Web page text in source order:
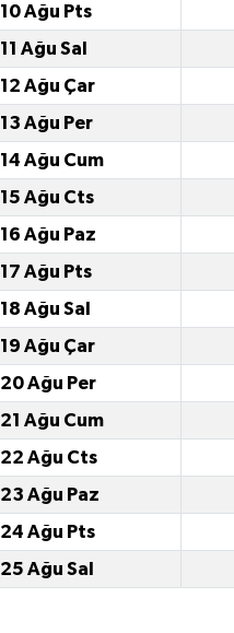
10 Ağu Pts
11 Ağu Sal
12 Ağu Çar
13 Ağu Per
14 Ağu Cum
15 Ağu Cts
16 Ağu Paz
17 Ağu Pts
18 Ağu Sal
19 Ağu Çar
20 Ağu Per
21 Ağu Cum
22 Ağu Cts
23 Ağu Paz
24 Ağu Pts
25 Ağu Sal